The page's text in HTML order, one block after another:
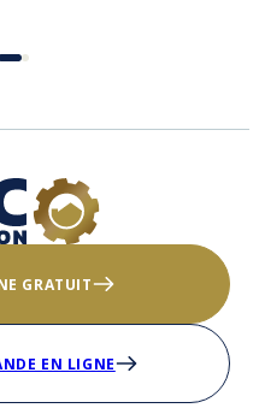
GRATUIT
EN LIGNE